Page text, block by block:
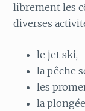
librement les
diverses
le jet ski,
la pêche
les
la